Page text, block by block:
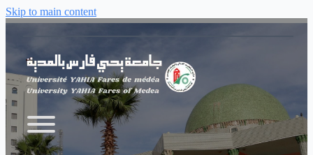
Skip to main content